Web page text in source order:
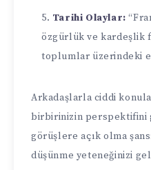
Tarihi Olaylar:
özgürlük ve kardeşlik
toplumlar üzerindeki
Arkadaşlarla ciddi
birbirinizin perspektifini
görüşlere açık olma
düşünme yeteneğinizi